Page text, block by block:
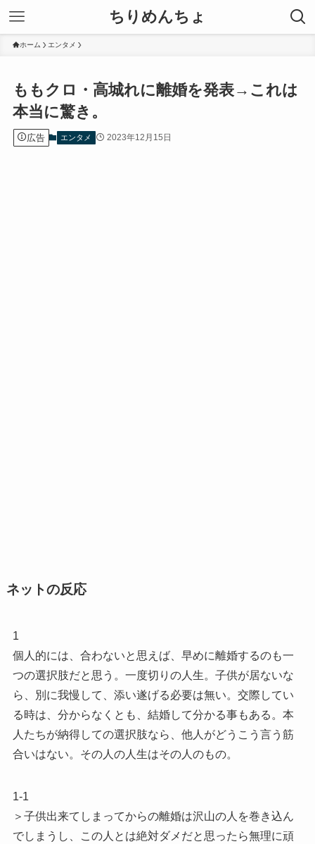
ちりめんちょ
ホーム エンタメ
ももクロ・高城れに離婚を発表→これは
本当に驚き。
広告 エンタメ 2023年12月15日
ネットの反応
1
個人的には、合わないと思えば、早めに離婚するのも一
つの選択肢だと思う。一度切りの人生。子供が居ないな
ら、別に我慢して、添い遂げる必要は無い。交際してい
る時は、分からなくとも、結婚して分かる事もある。本
人たちが納得しての選択肢なら、他人がどうこう言う筋
合いはない。その人の人生はその人のもの。
1-1
＞子供出来てしまってからの離婚は沢山の人を巻き込ん
でしまうし、この人とは絶対ダメだと思ったら無理に頑